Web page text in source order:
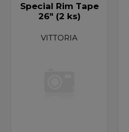
Special Rim Tape
26" (2 ks)
VITTORIA